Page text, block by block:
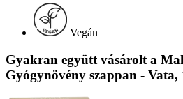
Vegán
Gyakran együtt vásárolt a
Gyógynövény szappan - Vata,